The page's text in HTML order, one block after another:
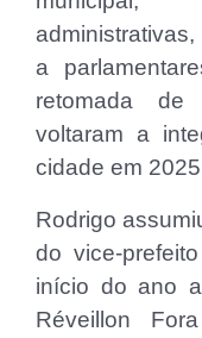
a
retomada de
voltaram a
cidade em
Rodrigo
do vice-
início do ano
Réveillon